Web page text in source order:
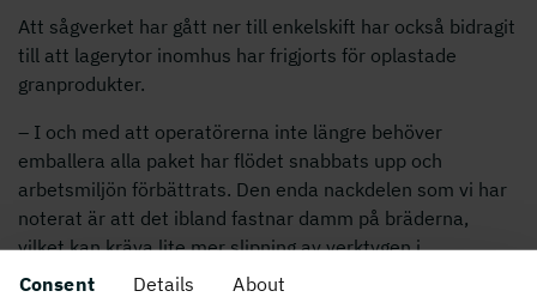
Consent Details About
Att sågverket har gått ner till enkelskift har också bidragit
till att lagerytor inomhus har frigjorts för oplastade
granprodukter.
– I och med att operatörerna inte längre behöver
emballera alla paket har flödet snabbats upp och
arbetsmiljön förbättrats. Den enda nackdelen som vi har
noterat är att det ibland fastnar damm på bräderna,
vilket kan kräva lite mer slipning av verktygen i
förädlingen.